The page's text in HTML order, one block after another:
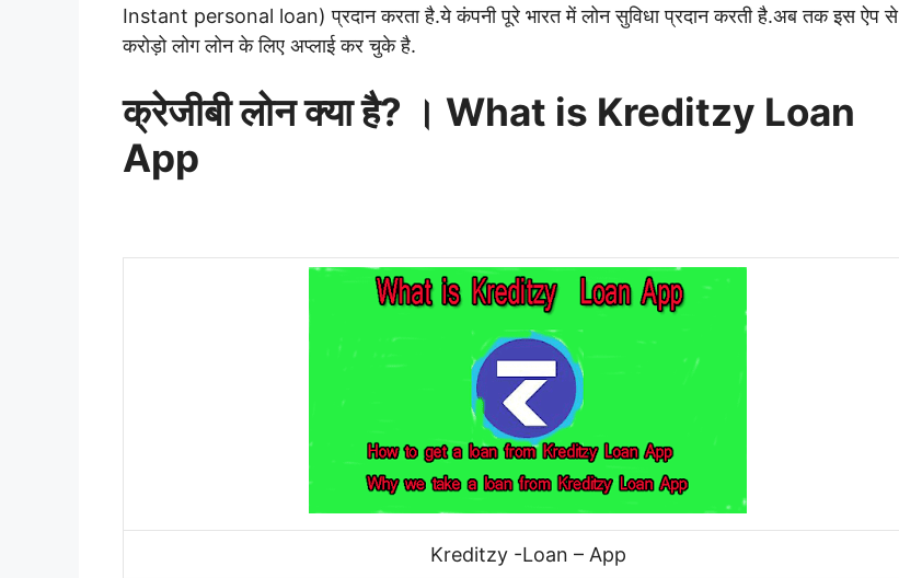
Instant personal loan) प्रदान करता है.ये कंपनी पूरे भारत में लोन सुविधा प्रदान करती है.अब तक इस ऐप से
करोड़ो लोग लोन के लिए अप्लाई कर चुके है.
क्रेजीबी लोन क्या है? । What is Kreditzy Loan
App
Kreditzy -Loan – App